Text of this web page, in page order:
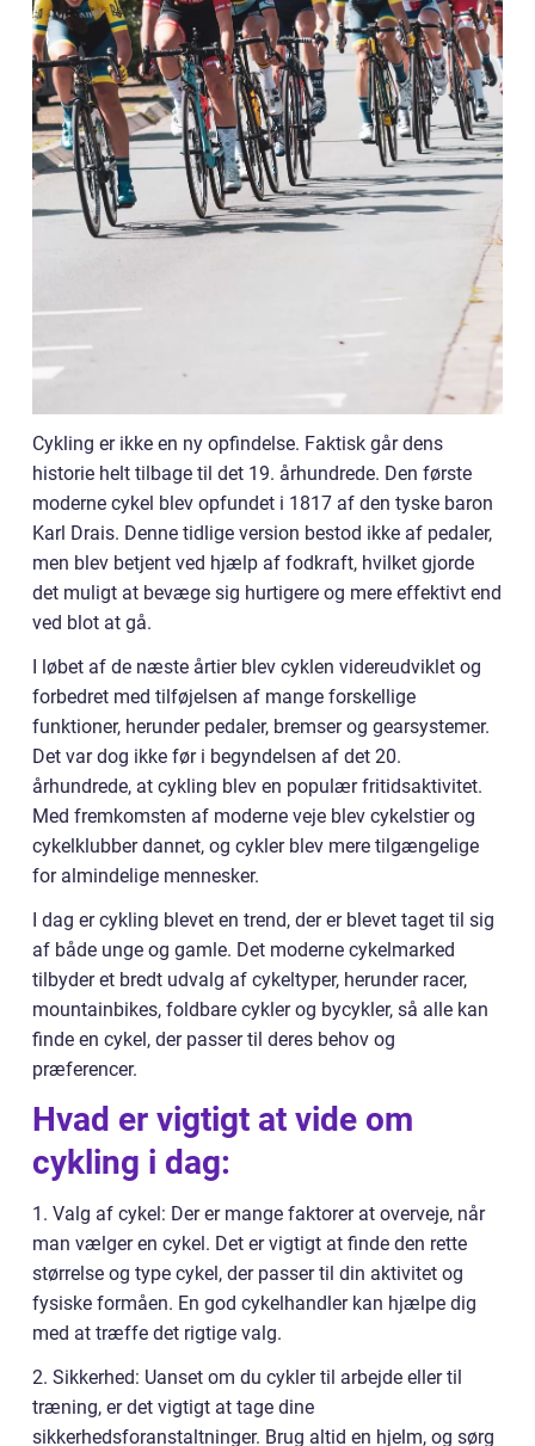
Cykling er ikke en ny opfindelse. Faktisk går dens
historie helt tilbage til det 19. århundrede. Den første
moderne cykel blev opfundet i 1817 af den tyske baron
Karl Drais. Denne tidlige version bestod ikke af pedaler,
men blev betjent ved hjælp af fodkraft, hvilket gjorde
det muligt at bevæge sig hurtigere og mere effektivt end
ved blot at gå.
I løbet af de næste årtier blev cyklen videreudviklet og
forbedret med tilføjelsen af mange forskellige
funktioner, herunder pedaler, bremser og gearsystemer.
Det var dog ikke før i begyndelsen af det 20.
århundrede, at cykling blev en populær fritidsaktivitet.
Med fremkomsten af moderne veje blev cykelstier og
cykelklubber dannet, og cykler blev mere tilgængelige
for almindelige mennesker.
I dag er cykling blevet en trend, der er blevet taget til sig
af både unge og gamle. Det moderne cykelmarked
tilbyder et bredt udvalg af cykeltyper, herunder racer,
mountainbikes, foldbare cykler og bycykler, så alle kan
finde en cykel, der passer til deres behov og
præferencer.
Hvad er vigtigt at vide om
cykling i dag:
1. Valg af cykel: Der er mange faktorer at overveje, når
man vælger en cykel. Det er vigtigt at finde den rette
størrelse og type cykel, der passer til din aktivitet og
fysiske formåen. En god cykelhandler kan hjælpe dig
med at træffe det rigtige valg.
2. Sikkerhed: Uanset om du cykler til arbejde eller til
træning, er det vigtigt at tage dine
sikkerhedsforanstaltninger. Brug altid en hjelm, og sørg